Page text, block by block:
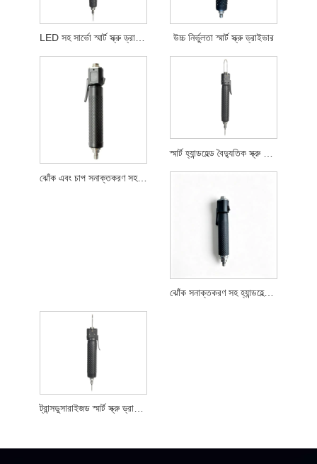
LED সহ সার্ভো স্মার্ট স্ক্রু ড্রাইভার উচ্চ নির্ভুলতা স্মার্ট স্ক্রু ড্রাইভার
ঝোঁক এবং চাপ সনাক্তকরণ সহ হ্যান্ডহেল্ড স্মার্ট স্ক্রু ড্রাইভার
ঝোঁক সনাক্তকরণ সহ হ্যান্ডহেল্ড স্মার্ট স্ক্রু ড্রাইভার
ট্রান্সডুসারাইজড স্মার্ট স্ক্রু ড্রাইভার